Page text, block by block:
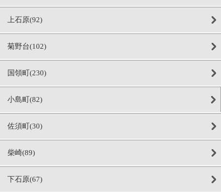
上石原(92)
菊野台(102)
国領町(230)
小島町(82)
佐須町(30)
柴崎(89)
下石原(67)